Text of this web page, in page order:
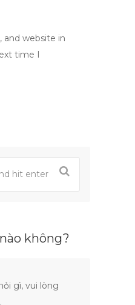
and website in
time I
không?
gì, vui lòng